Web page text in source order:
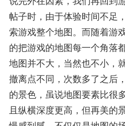
帖子时，由于体验时间不足
索游戏整个地图。而随着游
的把游戏的地图每一个角落
地图并不大，当然也不小，
撤离点不同，次数多了之后
的景色，虽说地图要素比很
且纵横深度更高，但再美的